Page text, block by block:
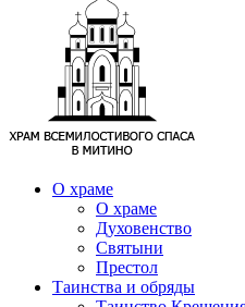
О храме
О храме
Духовенство
Святыни
Престол
Таинства и обряды